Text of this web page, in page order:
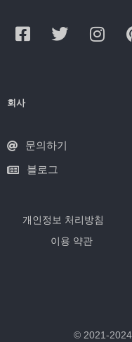
회사
문의하기
블로그
개인정보 처리방침
이용 약관
© 2021-